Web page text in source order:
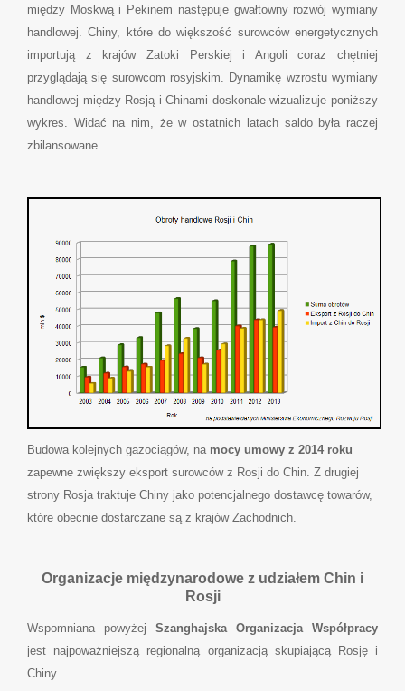
między Moskwą i Pekinem następuje gwałtowny rozwój wymiany
handlowej. Chiny, które do większość surowców energetycznych
importują z krajów Zatoki Perskiej i Angoli coraz chętniej
przyglądają się surowcom rosyjskim. Dynamikę wzrostu wymiany
handlowej między Rosją i Chinami doskonale wizualizuje poniższy
wykres. Widać na nim, że w ostatnich latach saldo była raczej
zbilansowane.
Budowa kolejnych gazociągów, na mocy umowy z 2014 roku
zapewne zwiększy eksport surowców z Rosji do Chin. Z drugiej
strony Rosja traktuje Chiny jako potencjalnego dostawcę towarów,
które obecnie dostarczane są z krajów Zachodnich.
Organizacje międzynarodowe z udziałem Chin i
Rosji
Wspomniana powyżej Szanghajska Organizacja Współpracy
jest najpoważniejszą regionalną organizacją skupiającą Rosję i
Chiny.